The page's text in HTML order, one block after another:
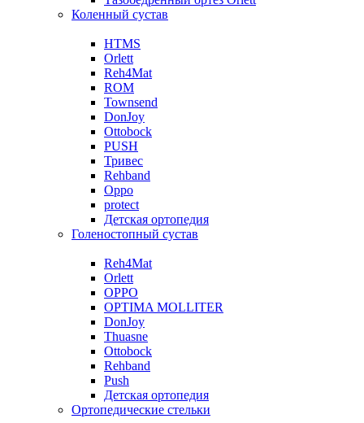
Коленный сустав
HTMS
Orlett
Reh4Mat
ROM
Townsend
DonJoy
Ottobock
PUSH
Тривес
Rehband
Oppo
protect
Детская ортопедия
Голеностопный сустав
Reh4Mat
Orlett
OPPO
OPTIMA MOLLITER
DonJoy
Thuasne
Ottobock
Rehband
Push
Детская ортопедия
Ортопедические стельки